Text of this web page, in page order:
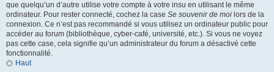
que quelqu’un d’autre utilise votre compte à votre insu en utilisant le même
ordinateur. Pour rester connecté, cochez la case Se souvenir de moi lors de la
connexion. Ce n’est pas recommandé si vous utilisez un ordinateur public pour
accéder au forum (bibliothèque, cyber-café, université, etc.). Si vous ne voyez
pas cette case, cela signifie qu’un administrateur du forum a désactivé cette
fonctionnalité.
Haut